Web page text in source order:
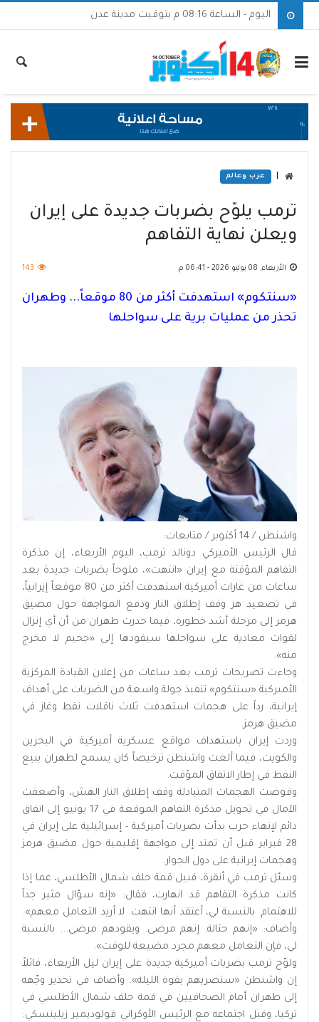
اليوم - الساعة 08:16 م بتوقيت مدينة عدن
عرب وعالم
ترمب يلوّح بضربات جديدة على إيران
ويعلن نهاية التفاهم
الأربعاء, 08 يوليو 2026 - 06:41 م 143
«سنتكوم» استهدفت أكثر من 80 موقعاً... وطهران
تحذر من عمليات برية على سواحلها
واشنطن / 14 أكتوبر / متابعات:
قال الرئيس الأميركي دونالد ترمب، اليوم الأربعاء، إن مذكرة
التفاهم المؤقتة مع إيران «انتهت»، ملوحاً بضربات جديدة بعد
ساعات من غارات أميركية استهدفت أكثر من 80 موقعاً إيرانياً،
في تصعيد هز وقف إطلاق النار ودفع المواجهة حول مضيق
هرمز إلى مرحلة أشد خطورة، فيما حذرت طهران من أن أي إنزال
لقوات معادية على سواحلها سيقودها إلى «جحيم لا مخرج
منه».
وجاءت تصريحات ترمب بعد ساعات من إعلان القيادة المركزية
الأميركية «سنتكوم» تنفيذ جولة واسعة من الضربات على أهداف
إيرانية، رداً على هجمات استهدفت ثلاث ناقلات نفط وغاز في
مضيق هرمز.
وردت إيران باستهداف مواقع عسكرية أميركية في البحرين
والكويت، فيما ألغت واشنطن ترخيصاً كان يسمح لطهران ببيع
النفط في إطار الاتفاق المؤقت.
وقوضت الهجمات المتبادلة وقف إطلاق النار الهش، وأضعفت
الآمال في تحويل مذكرة التفاهم الموقعة في 17 يونيو إلى اتفاق
دائم لإنهاء حرب بدأت بضربات أميركية - إسرائيلية على إيران في
28 فبراير قبل أن تمتد إلى مواجهة إقليمية حول مضيق هرمز
وهجمات إيرانية على دول الجوار.
وسئل ترمب في أنقرة، قبيل قمة حلف شمال الأطلسي، عما إذا
كانت مذكرة التفاهم قد انهارت، فقال: «إنه سؤال مثير جداً
للاهتمام. بالنسبة لي، أعتقد أنها انتهت. لا أريد التعامل معهم».
وأضاف: «إنهم حثالة. إنهم مرضى. ويقودهم مرضى... بالنسبة
لي، فإن التعامل معهم مجرد مضيعة للوقت».
ولوّح ترمب بضربات أميركية جديدة على إيران ليل الأربعاء، قائلاً
إن واشنطن «ستضربهم بقوة الليلة». وأضاف في تحذير وجّهه
إلى طهران أمام الصحافيين في قمة حلف شمال الأطلسي في
تركيا، وقبل اجتماعه مع الرئيس الأوكراني فولوديمير زيلينسكي: